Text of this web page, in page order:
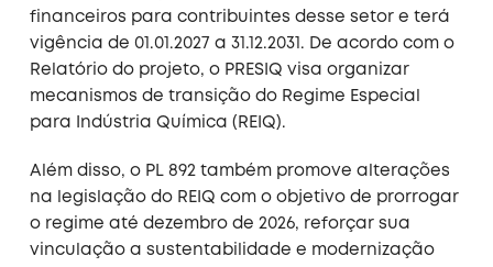
financeiros para contribuintes desse setor e terá
vigência de 01.01.2027 a 31.12.2031. De acordo com o
Relatório do projeto, o PRESIQ visa organizar
mecanismos de transição do Regime Especial
para Indústria Química (REIQ).
Além disso, o PL 892 também promove alterações
na legislação do REIQ com o objetivo de prorrogar
o regime até dezembro de 2026, reforçar sua
vinculação a sustentabilidade e modernização